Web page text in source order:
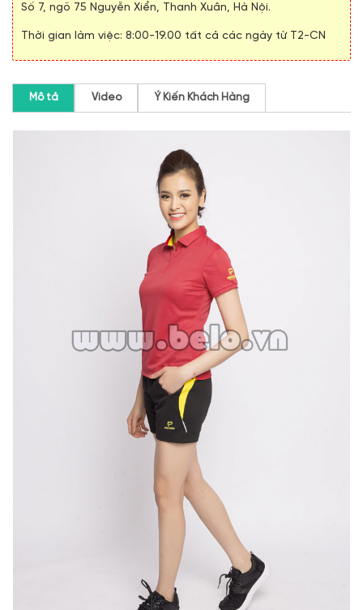
Số 7, ngõ 75 Nguyễn Xiển, Thanh Xuân, Hà Nội.
Thời gian làm việc: 8:00-19.00 tất cả các ngày từ T2-CN
Mô tả Video Ý Kiến Khách Hàng